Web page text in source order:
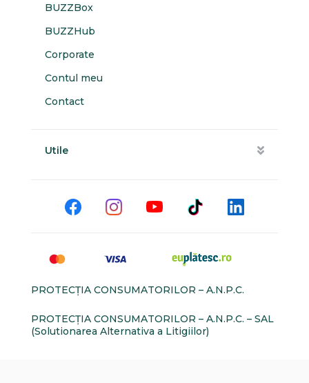
BUZZBox
BUZZHub
Corporate
Contul meu
Contact
Utile
PROTECŢIA CONSUMATORILOR – A.N.P.C.
PROTECŢIA CONSUMATORILOR – A.N.P.C. – SAL
(Solutionarea Alternativa a Litigiilor)